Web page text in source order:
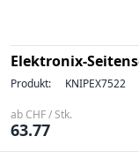
Elektronix-
Produkt: KNIPEX7522
ab CHF / Stk.
63.77